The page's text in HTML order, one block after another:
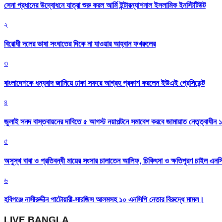
সেনা প্রধানের উদ্বোধনে যাত্রা শুরু করল আর্মি ইন্টারন্যাশনাল ইসলামিক ইনস্টিটিউট
২
বিরোধী দলের ভাষা সংঘাতের দিকে না যাওয়ার আহ্বান ফখরুলের
৩
বাংলাদেশকে ধন্যবাদ জানিয়ে ঢাকা সফরে আগ্রহ প্রকাশ করলেন ইউএই প্রেসিডেন্ট
৪
জুলাই সনদ বাস্তবায়নের দাবিতে ৫ আগস্ট নয়াপল্টনে সমাবেশ করবে জামায়াত নেতৃত্বাধীন
৫
অসুস্থ বাবা ও প্রতিবন্ধী মায়ের সংসার চালাতেন আলিফ, চিকিৎসা ও ক্ষতিপূরণ চাইল
৬
হবিগঞ্জে নাসীরুদ্দীন পাটোয়ারী-সারজিস আলমসহ ১০ এনসিপি নেতার বিরুদ্ধে মামল।